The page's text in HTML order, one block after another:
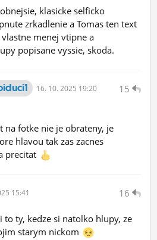
klasicke selficko
zrkadlenie a Tomas ten text
menej vtipne a
popisane vyssie, skoda.
15
16. 10. 2025 19:20
na fotke nie je obrateny, je
hlavou tak zas zacnes
precitat
16
15:41
to ty, kedze si natolko hlupy, ze
starym nickom